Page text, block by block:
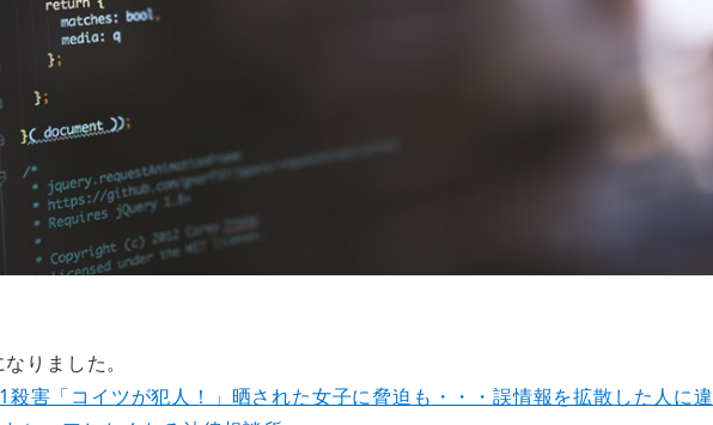
りました。
殺害「コイツが犯人！」晒された女子に脅迫も・・・誤情報を拡散した人に違